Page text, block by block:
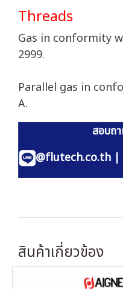
Threads
Gas in conformity
2999.
Parallel gas in
A.
สอบถ
@flutech.co.th|
สินค้าเกี่ยวข้อง